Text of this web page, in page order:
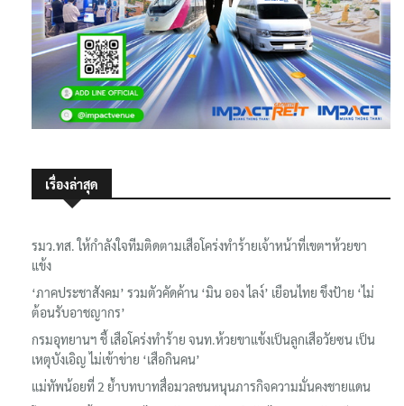
เรื่องล่าสุด
รมว.ทส. ให้กำลังใจทีมติดตามเสือโคร่งทำร้ายเจ้าหน้าที่เขตฯห้วยขา
แข้ง
‘ภาคประชาสังคม’ รวมตัวคัดค้าน ‘มิน ออง ไลง์’ เยือนไทย ขึงป้าย ‘ไม่
ต้อนรับอาชญากร’
กรมอุทยานฯ ชี้ เสือโคร่งทำร้าย จนท.ห้วยขาแข้งเป็นลูกเสือวัยซน เป็น
เหตุบังเอิญ ไม่เข้าข่าย ‘เสือกินคน’
แม่ทัพน้อยที่ 2 ย้ำบทบาทสื่อมวลชนหนุนภารกิจความมั่นคงชายแดน